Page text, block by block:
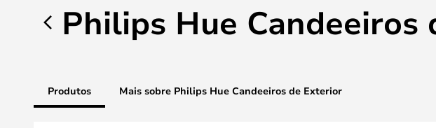
Philips Hue Candeeiros
Produtos Mais sobre Philips Hue Candeeiros de Exterior